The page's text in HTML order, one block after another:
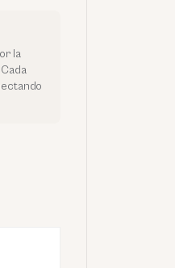
la